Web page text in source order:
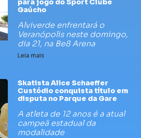
para jogo do Sport Clube
Gaúcho
Alviverde enfrentará o
Veranópolis neste domingo,
dia 21, na Be8 Arena
Leia mais
Skatista Alice Schaeffer
Custódio conquista título em
disputa no Parque da Gare
A atleta de 12 anos é a atual
campeã estadual da
modalidade